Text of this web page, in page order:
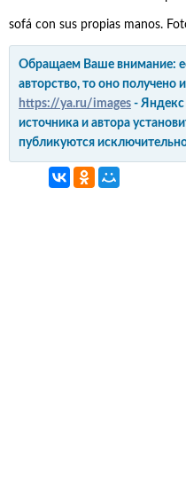
sofá con sus propias manos.
Обращаем Ваше внимание:
авторство, то оно получено
https://ya.ru/images - Яндекс
источника и автора
публикуются